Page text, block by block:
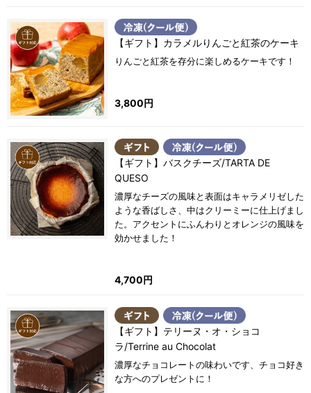
【ギフト】カラメルりんごと紅茶のケーキ
りんごと紅茶を存分に楽しめるケーキです！
3,800円
【ギフト】バスクチーズ/TARTA DE
QUESO
濃厚なチーズの風味と表面はキャラメリゼした
ような香ばしさ、中はクリーミーに仕上げまし
た。アクセントにふんわりとオレンジの風味を
効かせました！
4,700円
【ギフト】テリーヌ・オ・ショコ
ラ/Terrine au Chocolat
濃厚なチョコレートの味わいです、チョコ好き
な方へのプレゼントに！